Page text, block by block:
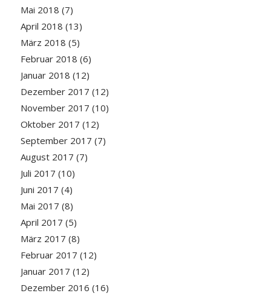
Mai 2018 (7)
April 2018 (13)
März 2018 (5)
Februar 2018 (6)
Januar 2018 (12)
Dezember 2017 (12)
November 2017 (10)
Oktober 2017 (12)
September 2017 (7)
August 2017 (7)
Juli 2017 (10)
Juni 2017 (4)
Mai 2017 (8)
April 2017 (5)
März 2017 (8)
Februar 2017 (12)
Januar 2017 (12)
Dezember 2016 (16)